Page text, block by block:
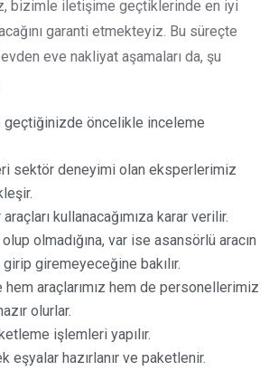
bizimle iletişime geçtiklerinde en iyi
garanti etmekteyiz. Bu süreçte
eve nakliyat aşamaları da, şu
öncelikle inceleme
sektör deneyimi olan eksperlerimiz
kullanacağımıza karar verilir.
olmadığına, var ise asansörlü aracın
giremeyeceğine bakılır.
hem araçlarımız hem de personellerimiz
olurlar.
işlemleri yapılır.
eşyalar hazırlanır ve paketlenir.